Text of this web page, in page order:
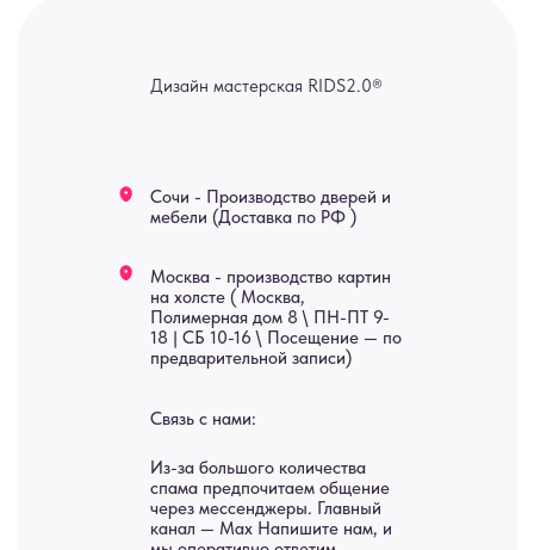
Возврат
© 2015-2026 Все права защищены. Не является офертой,
окончательные цены указываются в счете-спецификации.
Отделка
изделия на заказ
• Согласие на обработку персональных данных